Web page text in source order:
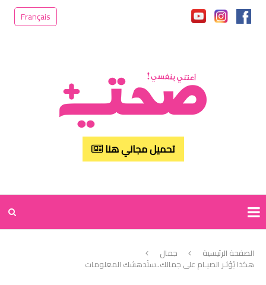
Français
تحميل مجاني هنا
الصفحة الرئيسية جمال
هكذا يُؤثـر الصيـام على جمالك..ستُدهشك المعلومات